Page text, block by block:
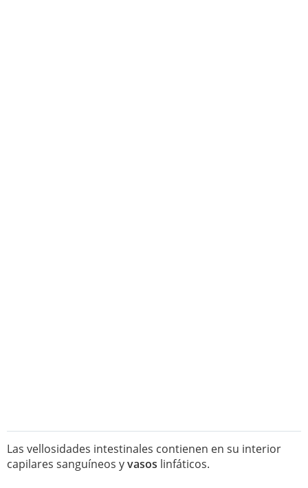
Las vellosidades intestinales contienen en su interior
capilares sanguíneos yvasos linfáticos.